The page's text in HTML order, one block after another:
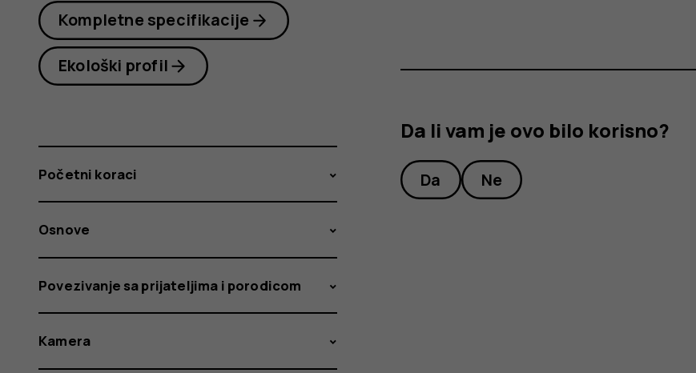
Da li vam je ovo bilo korisno?
Da Ne
Kompletne specifikacije
Ekološki profil
Početni koraci
Osnove
Povezivanje sa prijateljima i porodicom
Kamera